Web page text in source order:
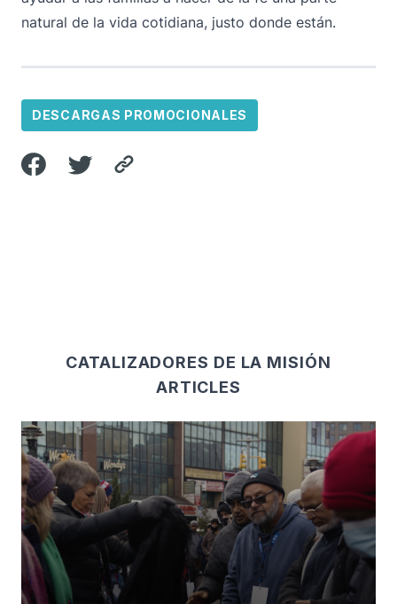
natural de la vida cotidiana, justo donde están.
DESCARGAS PROMOCIONALES
CATALIZADORES DE LA MISIÓN
ARTICLES